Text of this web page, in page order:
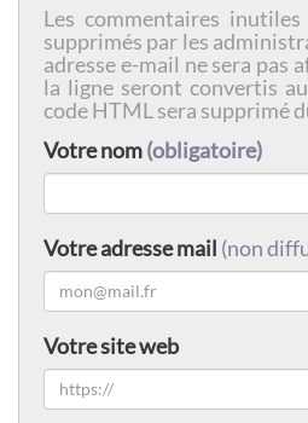
Les commentaires
supprimés par les
adresse e-mail ne sera pas
la ligne seront convertis
code HTML sera supprimé
Votre nom(obligatoire)
Votre adresse mail (non
Votre site web